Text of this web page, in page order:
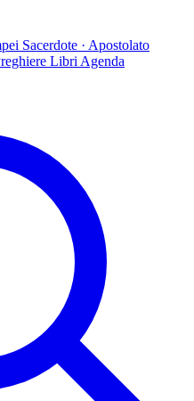
Sacerdote · Apostolato
Libri Agenda